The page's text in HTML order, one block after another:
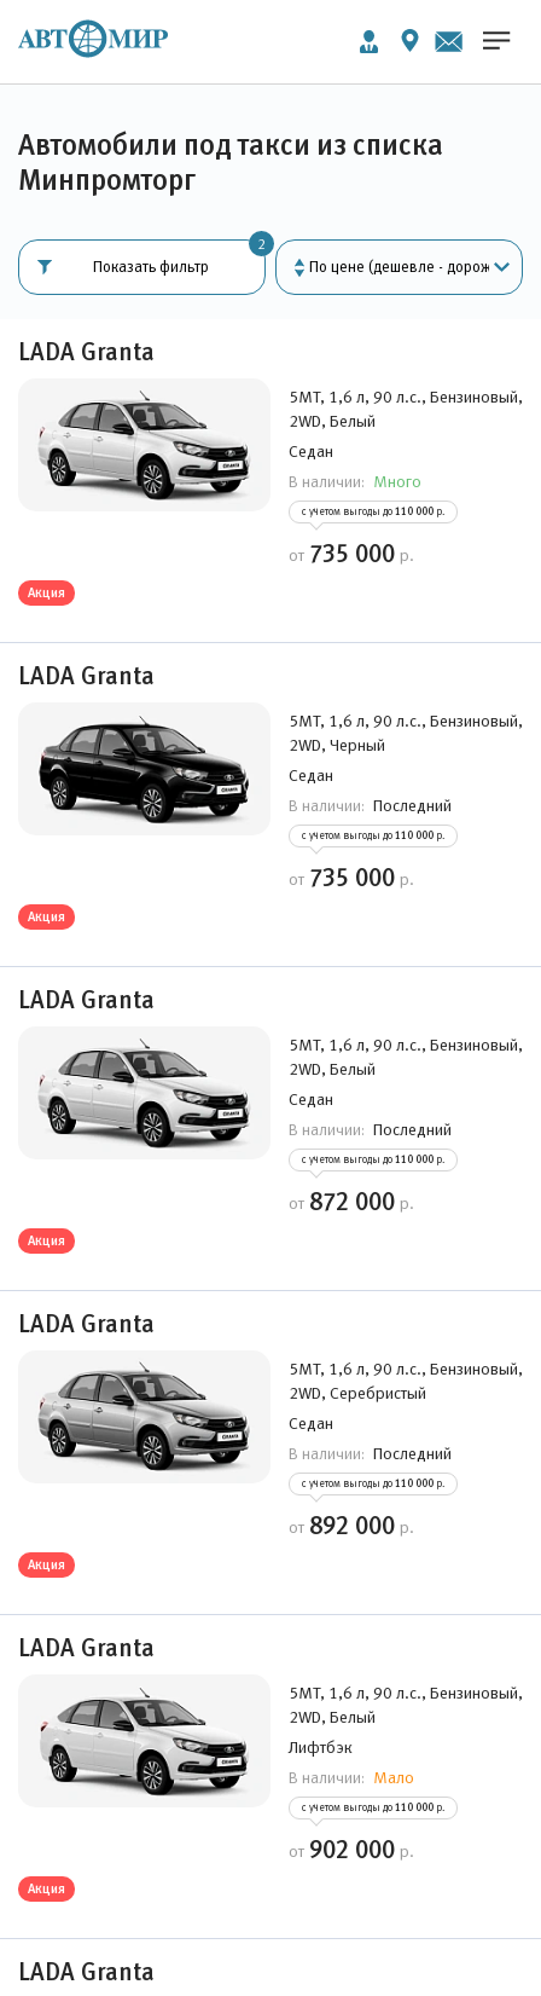
Автомобили под такси из списка
Минпромторг
2
Показать фильтр
LADA Granta
5MT, 1,6 л, 90 л.с., Бензиновый,
2WD, Белый
Седан
В наличии: Много
с учетом выгоды до 110 000 р.
от 735 000 р.
Акция
LADA Granta
5MT, 1,6 л, 90 л.с., Бензиновый,
2WD, Черный
Седан
В наличии: Последний
с учетом выгоды до 110 000 р.
от 735 000 р.
Акция
LADA Granta
5MT, 1,6 л, 90 л.с., Бензиновый,
2WD, Белый
Седан
В наличии: Последний
с учетом выгоды до 110 000 р.
от 872 000 р.
Акция
LADA Granta
5MT, 1,6 л, 90 л.с., Бензиновый,
2WD, Серебристый
Седан
В наличии: Последний
с учетом выгоды до 110 000 р.
от 892 000 р.
Акция
LADA Granta
5MT, 1,6 л, 90 л.с., Бензиновый,
2WD, Белый
Лифтбэк
В наличии: Мало
с учетом выгоды до 110 000 р.
от 902 000 р.
Акция
LADA Granta